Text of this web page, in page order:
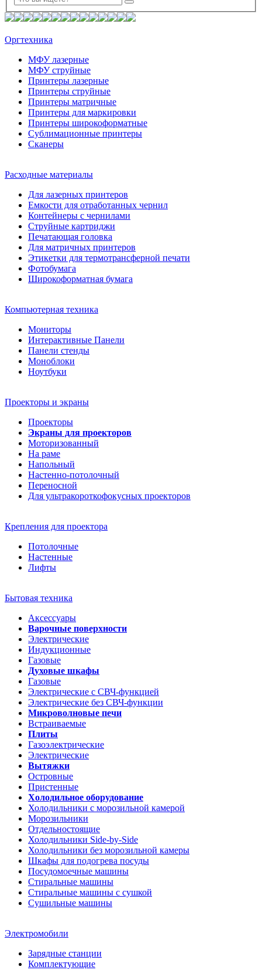
Оргтехника
МФУ лазерные
МФУ струйные
Принтеры лазерные
Принтеры струйные
Принтеры матричные
Принтеры для маркировки
Принтеры широкоформатные
Сублимационные принтеры
Сканеры
Расходные материалы
Для лазерных принтеров
Емкости для отработанных чернил
Контейнеры с чернилами
Струйные картриджи
Печатающая головка
Для матричных принтеров
Этикетки для термотрансферной печати
Фотобумага
Широкоформатная бумага
Компьютерная техника
Мониторы
Интерактивные Панели
Панели стенды
Моноблоки
Ноутбуки
Проекторы и экраны
Проекторы
Экраны для проекторов
Моторизованный
На раме
Напольный
Настенно-потолочный
Переносной
Для ультракороткофокусных проекторов
Крепления для проектора
Потолочные
Настенные
Лифты
Бытовая техника
Аксессуары
Варочные поверхности
Электрические
Индукционные
Газовые
Духовые шкафы
Газовые
Электрические с СВЧ-функцией
Электрические без СВЧ-функции
Микроволновые печи
Встраиваемые
Плиты
Газоэлектрические
Электрические
Вытяжки
Островные
Пристенные
Холодильное оборудование
Холодильники с морозильной камерой
Морозильники
Отдельностоящие
Холодильники Side-by-Side
Холодильники без морозильной камеры
Шкафы для подогрева посуды
Посудомоечные машины
Стиральные машины
Стиральные машины c сушкой
Сушильные машины
Электромобили
Зарядные станции
Комплектующие